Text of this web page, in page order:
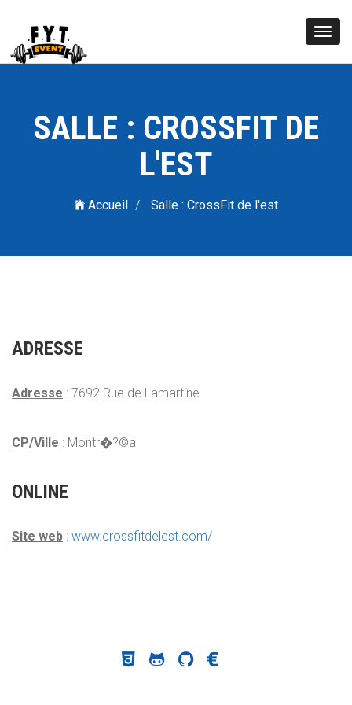
SALLE : CROSSFIT DE
L'EST
Accueil Salle : CrossFit de l'est
ADRESSE
Adresse : 7692 Rue de Lamartine
CP/Ville : Montr�?©al
ONLINE
Site web : www.crossfitdelest.com/